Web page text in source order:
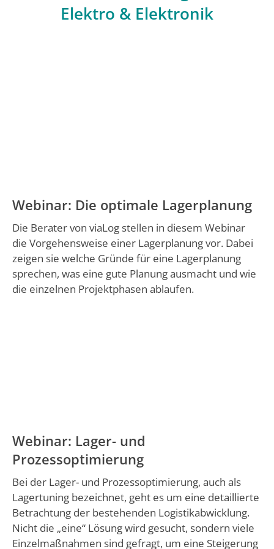
Elektro & Elektronik
Webinar: Die optimale Lagerplanung
Die Berater von viaLog stellen in diesem Webinar
die Vorgehensweise einer Lagerplanung vor. Dabei
zeigen sie welche Gründe für eine Lagerplanung
sprechen, was eine gute Planung ausmacht und wie
die einzelnen Projektphasen ablaufen.
Webinar: Lager- und
Prozessoptimierung
Bei der Lager- und Prozessoptimierung, auch als
Lagertuning bezeichnet, geht es um eine detaillierte
Betrachtung der bestehenden Logistikabwicklung.
Nicht die „eine“ Lösung wird gesucht, sondern viele
Einzelmaßnahmen sind gefragt, um eine Steigerung